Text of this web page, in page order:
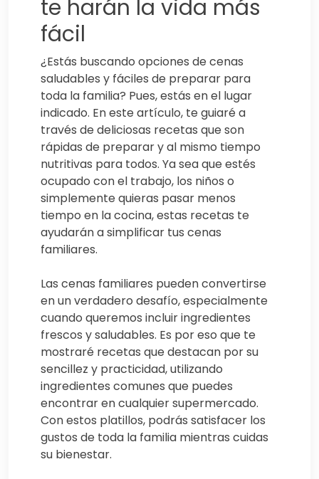
te harán la vida más
fácil
¿Estás buscando opciones de cenas
saludables y fáciles de preparar para
toda la familia? Pues, estás en el lugar
indicado. En este artículo, te guiaré a
través de deliciosas recetas que son
rápidas de preparar y al mismo tiempo
nutritivas para todos. Ya sea que estés
ocupado con el trabajo, los niños o
simplemente quieras pasar menos
tiempo en la cocina, estas recetas te
ayudarán a simplificar tus cenas
familiares.
Las cenas familiares pueden convertirse
en un verdadero desafío, especialmente
cuando queremos incluir ingredientes
frescos y saludables. Es por eso que te
mostraré recetas que destacan por su
sencillez y practicidad, utilizando
ingredientes comunes que puedes
encontrar en cualquier supermercado.
Con estos platillos, podrás satisfacer los
gustos de toda la familia mientras cuidas
su bienestar.